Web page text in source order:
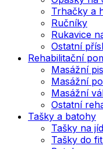
Trhačky a
Ručníky
Rukavice
Ostatní
Rehabilitační
Masážní
Masážní
Masážní
Ostatní
Tašky a batohy
Tašky na
Tašky do